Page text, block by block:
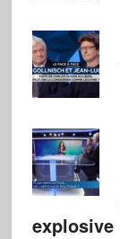
explosive